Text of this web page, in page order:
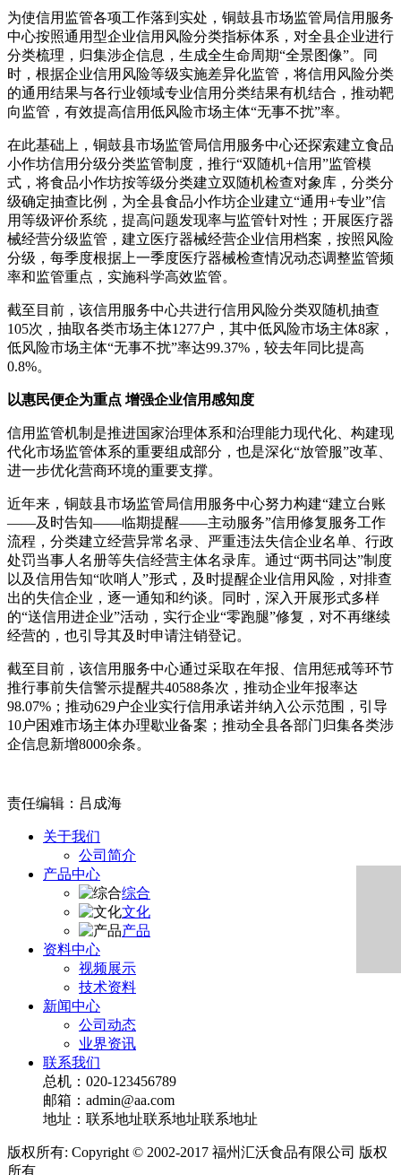
为使信用监管各项工作落到实处，铜鼓县市场监管局信用服务
中心按照通用型企业信用风险分类指标体系，对全县企业进行
分类梳理，归集涉企信息，生成全生命周期“全景图像”。同
时，根据企业信用风险等级实施差异化监管，将信用风险分类
的通用结果与各行业领域专业信用分类结果有机结合，推动靶
向监管，有效提高信用低风险市场主体“无事不扰”率。
在此基础上，铜鼓县市场监管局信用服务中心还探索建立食品
小作坊信用分级分类监管制度，推行“双随机+信用”监管模
式，将食品小作坊按等级分类建立双随机检查对象库，分类分
级确定抽查比例，为全县食品小作坊企业建立“通用+专业”信
用等级评价系统，提高问题发现率与监管针对性；开展医疗器
械经营分级监管，建立医疗器械经营企业信用档案，按照风险
分级，每季度根据上一季度医疗器械检查情况动态调整监管频
率和监管重点，实施科学高效监管。
截至目前，该信用服务中心共进行信用风险分类双随机抽查
105次，抽取各类市场主体1277户，其中低风险市场主体8家，
低风险市场主体“无事不扰”率达99.37%，较去年同比提高
0.8%。
以惠民便企为重点 增强企业信用感知度
信用监管机制是推进国家治理体系和治理能力现代化、构建现
代化市场监管体系的重要组成部分，也是深化“放管服”改革、
进一步优化营商环境的重要支撑。
近年来，铜鼓县市场监管局信用服务中心努力构建“建立台账
——及时告知——临期提醒——主动服务”信用修复服务工作
流程，分类建立经营异常名录、严重违法失信企业名单、行政
处罚当事人名册等失信经营主体名录库。通过“两书同达”制度
以及信用告知“吹哨人”形式，及时提醒企业信用风险，对排查
出的失信企业，逐一通知和约谈。同时，深入开展形式多样
的“送信用进企业”活动，实行企业“零跑腿”修复，对不再继续
经营的，也引导其及时申请注销登记。
截至目前，该信用服务中心通过采取在年报、信用惩戒等环节
推行事前失信警示提醒共40588条次，推动企业年报率达
98.07%；推动629户企业实行信用承诺并纳入公示范围，引导
10户困难市场主体办理歇业备案；推动全县各部门归集各类涉
企信息新增8000余条。
责任编辑：吕成海
关于我们
公司简介
产品中心
综合
文化
产品
资料中心
视频展示
技术资料
新闻中心
公司动态
业界资讯
联系我们
总机：020-123456789
邮箱：admin@aa.com
地址：联系地址联系地址联系地址
版权所有: Copyright © 2002-2017 福州汇沃食品有限公司 版权
所有